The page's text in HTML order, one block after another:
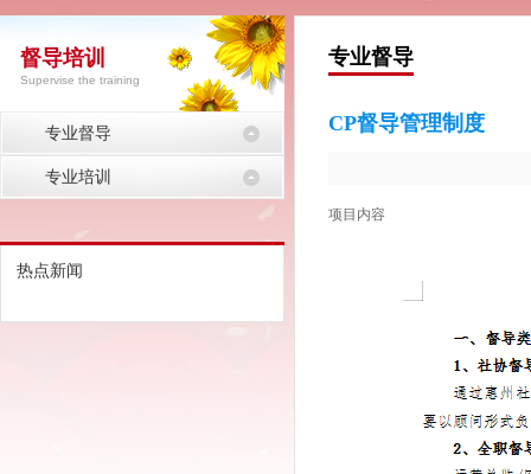
督导培训
Supervise the training
专业督导
专业培训
热点新闻
专业督导
CP督导管理制度
项目内容